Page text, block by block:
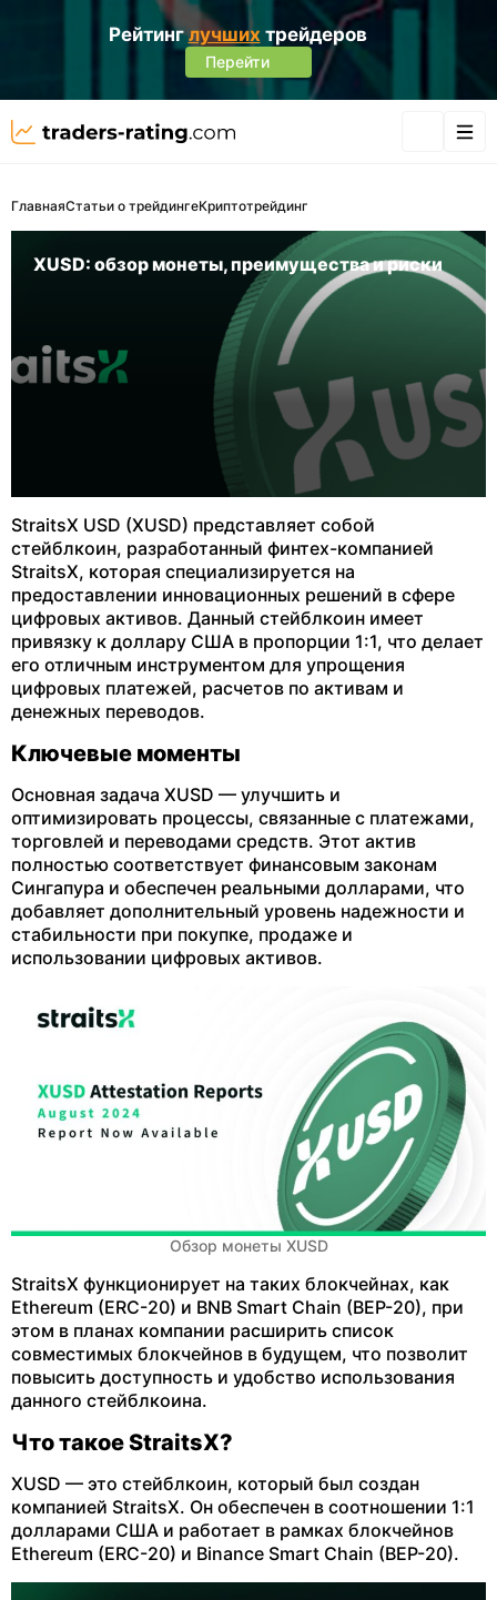
Рейтинглучших трейдеров
Перейти
ГлавнаяСтатьи о трейдингеКриптотрейдинг
XUSD: обзор монеты, преимущества и риски
StraitsX USD (XUSD) представляет собой
стейблкоин, разработанный финтех-компанией
StraitsX, которая специализируется на
предоставлении инновационных решений в сфере
цифровых активов. Данный стейблкоин имеет
привязку к доллару США в пропорции 1:1, что делает
его отличным инструментом для упрощения
цифровых платежей, расчетов по активам и
денежных переводов.
Ключевые моменты
Основная задача XUSD — улучшить и
оптимизировать процессы, связанные с платежами,
торговлей и переводами средств. Этот актив
полностью соответствует финансовым законам
Сингапура и обеспечен реальными долларами, что
добавляет дополнительный уровень надежности и
стабильности при покупке, продаже и
использовании цифровых активов.
Обзор монеты XUSD
StraitsX функционирует на таких блокчейнах, как
Ethereum (ERC-20) и BNB Smart Chain (BEP-20), при
этом в планах компании расширить список
совместимых блокчейнов в будущем, что позволит
повысить доступность и удобство использования
данного стейблкоина.
Что такое StraitsX?
XUSD — это стейблкоин, который был создан
компанией StraitsX. Он обеспечен в соотношении 1:1
долларами США и работает в рамках блокчейнов
Ethereum (ERC-20) и Binance Smart Chain (BEP-20).